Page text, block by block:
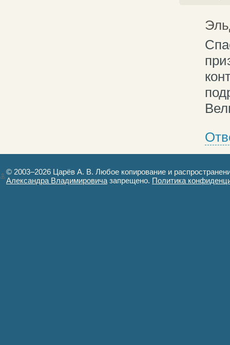
© 2003–2026 Царёв А. В. Любое копирование и
Александра Владимировича запрещено. Политика
Авторизация